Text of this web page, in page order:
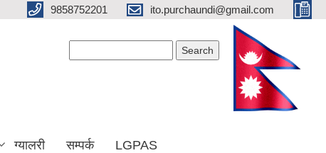
9858752201 ito.purchaundi@gmail.com
ग्यालरी सम्पर्क LGPAS